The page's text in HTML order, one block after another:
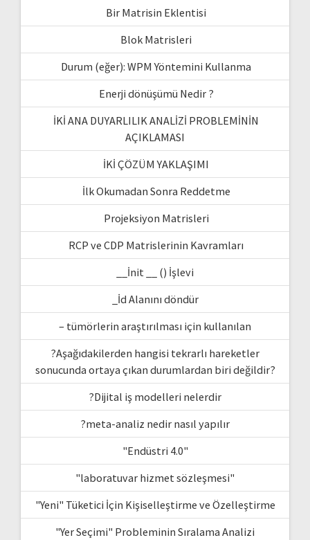
Bir Matrisin Eklentisi
Blok Matrisleri
Durum (eğer): WPM Yöntemini Kullanma
Enerji dönüşümü Nedir ?
İKİ ANA DUYARLILIK ANALİZİ PROBLEMİNİN
AÇIKLAMASI
İKİ ÇÖZÜM YAKLAŞIMI
İlk Okumadan Sonra Reddetme
Projeksiyon Matrisleri
RCP ve CDP Matrislerinin Kavramları
__İnit __ () İşlevi
_İd Alanını döndür
– tümörlerin araştırılması için kullanılan
?Aşağıdakilerden hangisi tekrarlı hareketler
sonucunda ortaya çıkan durumlardan biri değildir?
?Dijital iş modelleri nelerdir
?meta-analiz nedir nasıl yapılır
"Endüstri 4.0"
"laboratuvar hizmet sözleşmesi"
"Yeni" Tüketici İçin Kişiselleştirme ve Özelleştirme
"Yer Seçimi" Probleminin Sıralama Analizi